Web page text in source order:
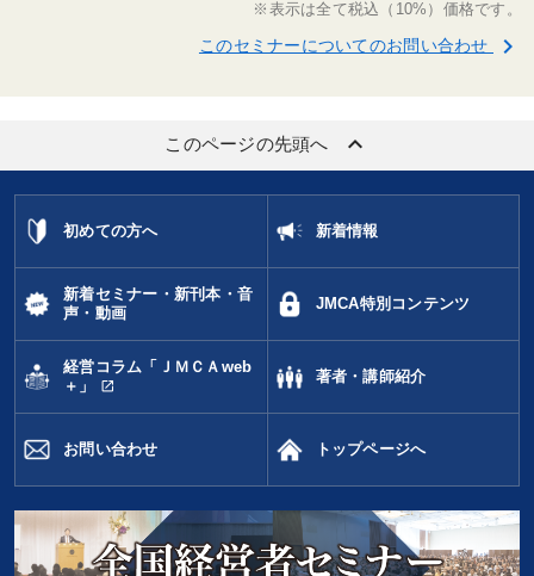
※表示は全て税込（10%）価格です。
このセミナーについてのお問い合わせ keyboard_arrow_right
このページの先頭へ keyboard_arrow_up
初めての方へ 新着情報
新着セミナー・新刊本・音
声・動画
JMCA特別コンテンツ
経営コラム「ＪＭＣＡweb
＋」
open_in_new
著者・講師紹介
お問い合わせ トップページへ